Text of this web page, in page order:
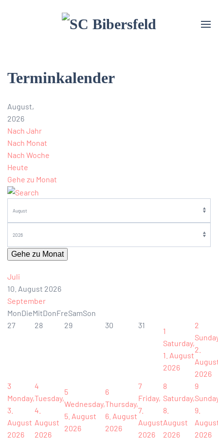
Terminkalender
August,
2026
Nach Jahr
Nach Monat
Nach Woche
Heute
Gehe zu Monat
Gehe zu Monat
Juli
10. August 2026
September
MonDieMitDonFreSamSon
27
28 29 30 31
1
Saturday,
1. August
2026
2
2.
2026
3
Monday,
3.
August
2026
4
Tuesday,
4.
August
2026
5
Wednesday,
5. August
2026
6
Thursday,
6. August
2026
7
Friday,
7.
August
2026
8
Saturday,
8.
August
2026
9
9.
2026